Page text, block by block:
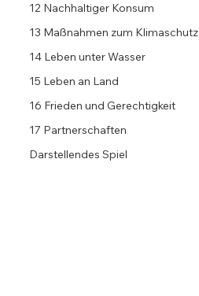
12 Nachhaltiger Konsum
13 Maßnahmen zum Klimaschutz
14 Leben unter Wasser
15 Leben an Land
16 Frieden und Gerechtigkeit
17 Partnerschaften
Darstellendes Spiel